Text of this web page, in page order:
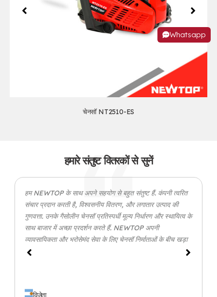
चेनसॉ NT2510-ES
हमारे संतुष्ट वितरकों से सुनें
हम NEWTOP के साथ अपने सहयोग से बहुत संतुष्ट हैं. कंपनी त्वरित
संचार प्रदान करती है, विश्वसनीय वितरण, और लगातार उत्पाद की
गुणवत्ता. उनके गैसोलीन चेनसॉ प्रतिस्पर्धी मूल्य निर्धारण और स्थायित्व के
साथ बाजार में अच्छा प्रदर्शन करते हैं. NEWTOP अपनी
व्यावसायिकता और भरोसेमंद सेवा के लिए चेनसॉ निर्माताओं के बीच खड़ा
है.
विजेता
Whatsapp